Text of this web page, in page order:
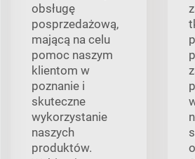
obsługę
posprzedażową,
mającą na celu
pomoc naszym
klientom w
poznanie i
skuteczne
wykorzystanie
naszych
produktów.